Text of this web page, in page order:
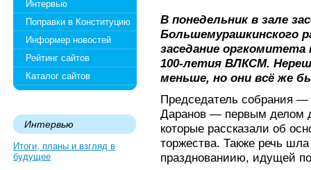
Интервью
Поправки в Конституцию
Информер новостей
Рейтинг сайтов
Каталог сайтов
Интервью
Итоги, планы и взгляд в
будущее
В понедельник в зале
Большемурашкинского
заседание оргкомитета
100-летия ВЛКСМ.
меньше, но они всё же
Председатель собрания
Даранов — первым делом
которые рассказали об
торжества. Также речь шла
празднованиию, идущей